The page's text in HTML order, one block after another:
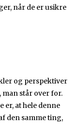
når de er usikre
og perspektiver
man står over for.
at hele denne
den samme ting,